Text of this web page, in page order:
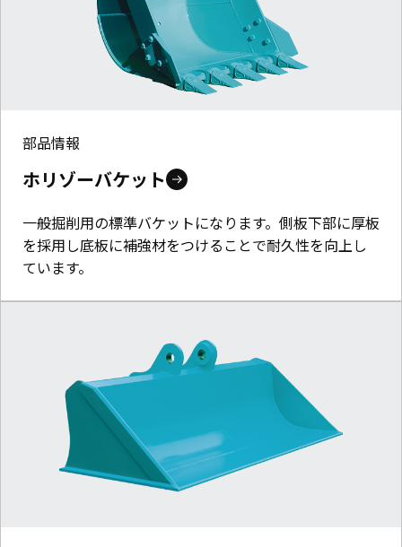
部品情報
ホリゾーバケット
一般掘削用の標準バケットになります。側板下部に厚板
を採用し底板に補強材をつけることで耐久性を向上し
ています。